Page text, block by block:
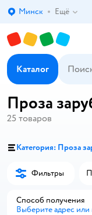
Выбор адреса
Минск Ещё
Каталог
Проза
25 товаров
Категория: Проза
Фильтры
Способ получения
Выберите адрес или